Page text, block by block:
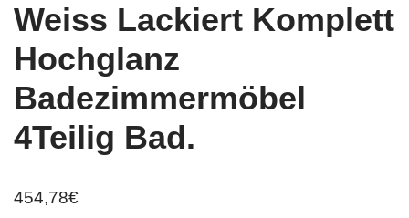
Weiss Lackiert Komplett
Hochglanz
Badezimmermöbel
4Teilig Bad.
454,78€